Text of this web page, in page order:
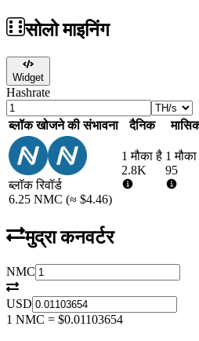
सोलो माइनिंग
Widget
Hashrate
ब्लॉक खोजने की संभावना दैनिक
ब्लॉक रिवॉर्ड
6.25 NMC (≈ $4.46)
1 मौका है
2.8K
1
95
मुद्रा कनवर्टर
NMC
USD
1 NMC = $0.01103654